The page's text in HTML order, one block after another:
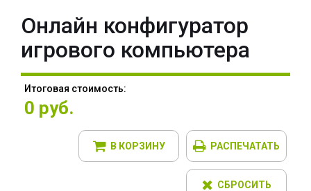
Онлайн конфигуратор
игрового компьютера
Итоговая стоимость:
0 руб.
В КОРЗИНУ РАСПЕЧАТАТЬ
СБРОСИТЬ